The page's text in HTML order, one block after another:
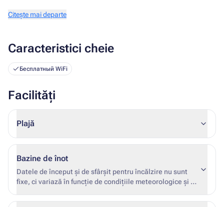
Citește mai departe
Caracteristici cheie
Бесплатный WiFi
Facilități
Plajă
Bazine de înot
Datele de început și de sfârșit pentru încălzire nu sunt
fixe, ci variază în funcție de condițiile meteorologice și de